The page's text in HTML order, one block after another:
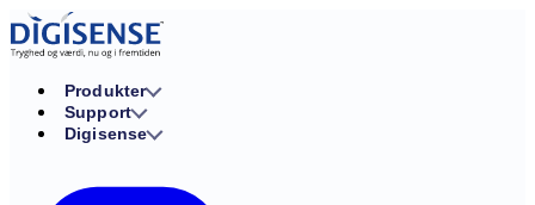
Produkter
Support
Digisense